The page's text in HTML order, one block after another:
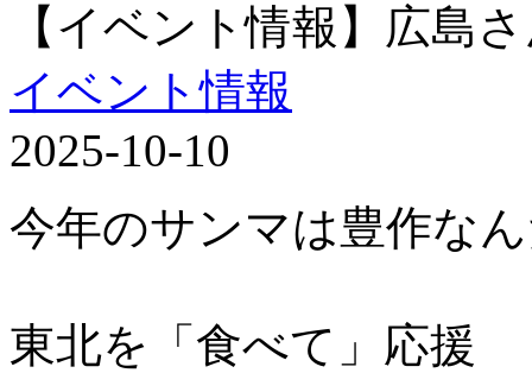
【イベント情報】広島
イベント情報
2025-10-10
今年のサンマは豊作な
東北を「食べて」応援